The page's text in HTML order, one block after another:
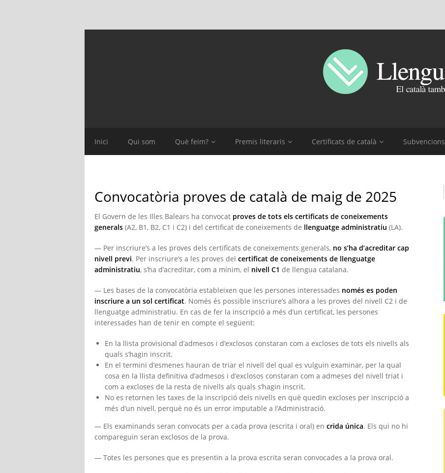
Inici Qui som Què feim? Premis literaris Certificats de català Subvencions
Convocatòria proves de català de maig de 2025
El Govern de les Illes Balears ha convocat proves de tots els certificats de coneixements
generals (A2, B1, B2, C1 i C2) i del certificat de coneixements de llenguatge administratiu (LA).
— Per inscriure’s a les proves dels certificats de coneixements generals, no s’ha d’acreditar cap
nivell previ. Per inscriure’s a les proves del certificat de coneixements de llenguatge
administratiu, s’ha d’acreditar, com a mínim, el nivell C1 de llengua catalana.
— Les bases de la convocatòria estableixen que les persones interessades només es poden
inscriure a un sol certificat. Només és possible inscriure’s alhora a les proves del nivell C2 i de
llenguatge administratiu. En cas de fer la inscripció a més d’un certificat, les persones
interessades han de tenir en compte el següent:
En la llista provisional d’admesos i d’exclosos constaran com a excloses de tots els nivells als
quals s’hagin inscrit.
En el termini d’esmenes hauran de triar el nivell del qual es vulguin examinar, per la qual
cosa en la llista definitiva d’admesos i d’exclosos constaran com a admeses del nivell triat i
com a excloses de la resta de nivells als quals s’hagin inscrit.
No es retornen les taxes de la inscripció dels nivells en què quedin excloses per inscripció a
més d’un nivell, perquè no és un error imputable a l’Administració.
— Els examinands seran convocats per a cada prova (escrita i oral) en crida única. Els qui no hi
compareguin seran exclosos de la prova.
— Totes les persones que es presentin a la prova escrita seran convocades a la prova oral.